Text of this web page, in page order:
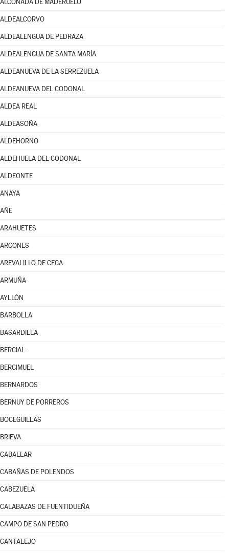
ALCONADA DE MADERUELO
ALDEALCORVO
ALDEALENGUA DE PEDRAZA
ALDEALENGUA DE SANTA MARÍA
ALDEANUEVA DE LA SERREZUELA
ALDEANUEVA DEL CODONAL
ALDEA REAL
ALDEASOÑA
ALDEHORNO
ALDEHUELA DEL CODONAL
ALDEONTE
ANAYA
AÑE
ARAHUETES
ARCONES
AREVALILLO DE CEGA
ARMUÑA
AYLLÓN
BARBOLLA
BASARDILLA
BERCIAL
BERCIMUEL
BERNARDOS
BERNUY DE PORREROS
BOCEGUILLAS
BRIEVA
CABALLAR
CABAÑAS DE POLENDOS
CABEZUELA
CALABAZAS DE FUENTIDUEÑA
CAMPO DE SAN PEDRO
CANTALEJO